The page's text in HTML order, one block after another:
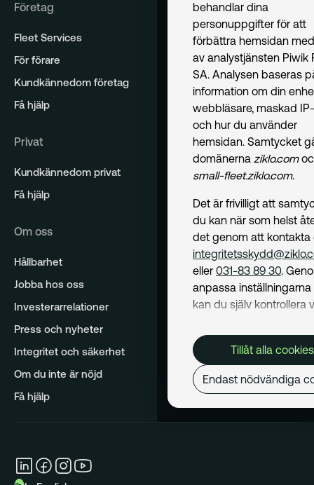
Företag
Fleet Services
För förare
Kundkännedom företag
Få hjälp
Privat
Kundkännedom privat
Få hjälp
Om oss
Hållbarhet
Jobba hos oss
Investerarrelationer
Press och nyheter
Integritet och säkerhet
Om du inte är nöjd
Få hjälp
behandlar dina
personuppgifter för att
förbättra hemsidan
av analystjänsten Piwik
SA. Analysen baseras
information om din
webbläsare, maskad
och hur du använder
hemsidan. Samtycket
domänerna ziklo.com
small-fleet.ziklo.com.
Det är frivilligt att
du kan när som helst
det genom att kontakta
eller 031-83 89 30.
anpassa
kan du själv kontrollera
Cookiepolicykan du
om hur vi använder
och hur du kan undvika
Mer om behandling av
personuppgifter hittar
Dataskyddspolicy.
Tillåt alla cookies
Endast nödvändiga